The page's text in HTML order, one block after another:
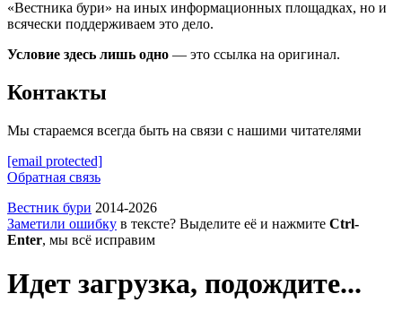
«Вестника бури» на иных информационных площадках, но и
всячески поддерживаем это дело.
Условие здесь лишь одно — это ссылка на оригинал.
Контакты
Мы стараемся всегда быть на связи с нашими читателями
[email protected]
Обратная связь
Вестник бури 2014-2026
Заметили ошибку в тексте? Выделите её и нажмите Ctrl-
Enter, мы всё исправим
Идет загрузка, подождите...